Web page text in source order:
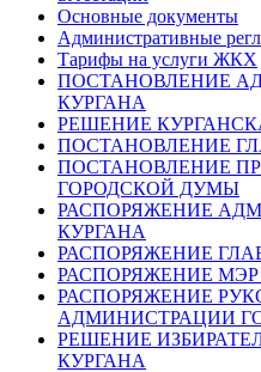
Основные документы
Административные
Тарифы на услуги ЖКХ
ПОСТАНОВЛЕНИЕ
КУРГАНА
РЕШЕНИЕ
ПОСТАНОВЛЕНИЕ
ПОСТАНОВЛЕНИЕ
ГОРОДСКОЙ ДУМЫ
РАСПОРЯЖЕНИЕ
КУРГАНА
РАСПОРЯЖЕНИЕ
РАСПОРЯЖЕНИЕ
РАСПОРЯЖЕНИЕ
АДМИНИСТРАЦИИ
РЕШЕНИЕ
КУРГАНА